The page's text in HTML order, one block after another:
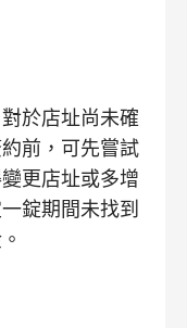
於店址尚未確
前，可先嘗試
更店址或多增
錠期間未找到